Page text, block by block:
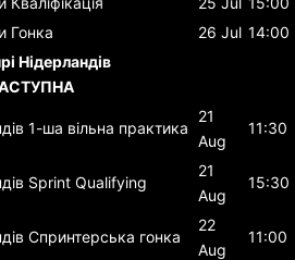
Гонка 26 Jul 14:00
Нідерландів
1-ша вільна практика
21
Aug
11:30
Sprint Qualifying
21
Aug
15:30
Спринтерська гонка
22
Aug
11:00